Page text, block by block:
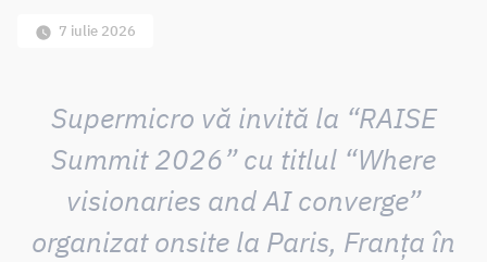
7 iulie 2026
Supermicro vă invită la “RAISE
Summit 2026” cu titlul “Where
visionaries and AI converge”
organizat onsite la Paris, Franța în